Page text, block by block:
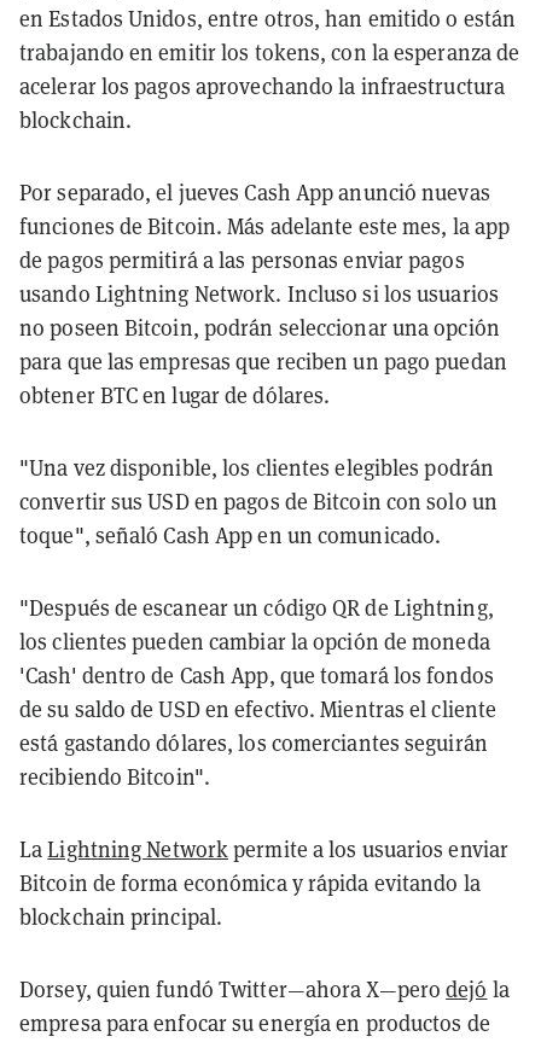
en Estados Unidos, entre otros, han emitido o están
trabajando en emitir los tokens, con la esperanza de
acelerar los pagos aprovechando la infraestructura
blockchain.
Por separado, el jueves Cash Appanunció nuevas
funciones de Bitcoin. Más adelante este mes, la app
de pagos permitirá a las personas enviar pagos
usando Lightning Network. Incluso si los usuarios
no poseen Bitcoin, podrán seleccionar una opción
para que las empresas que reciben un pago puedan
obtener BTC en lugar de dólares.
"Una vez disponible, los clientes elegibles podrán
convertir sus USD en pagos de Bitcoin con solo un
toque", señaló Cash App en un comunicado.
"Después de escanear un código QR de Lightning,
los clientes pueden cambiar la opción de moneda
'Cash' dentro de Cash App, que tomará los fondos
de su saldo de USD en efectivo. Mientras el cliente
está gastando dólares, los comerciantes seguirán
recibiendo Bitcoin".
LaLightning Networkpermite a los usuarios enviar
Bitcoin de forma económica y rápida evitando la
blockchain principal.
Dorsey, quien fundó Twitter—ahora X—perodejó la
empresa para enfocar su energía en productos de